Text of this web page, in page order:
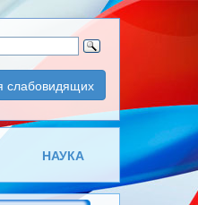
слабовидящих
НАУКА